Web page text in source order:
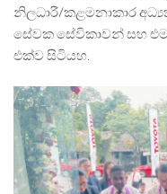
නිලධාරී/කළමනාකාර
සේවක සේවිකාවන් සහ එම
එක්ව සිටියහ.